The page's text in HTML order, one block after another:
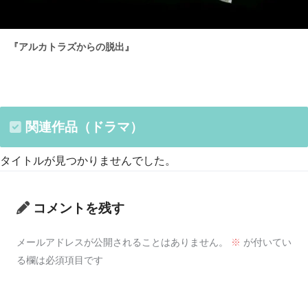
『アルカトラズからの脱出』
関連作品（ドラマ）
タイトルが見つかりませんでした。
コメントを残す
メールアドレスが公開されることはありません。 ※ が付いてい
る欄は必須項目です